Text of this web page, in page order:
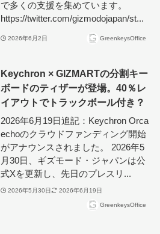
で多くの支援を集めています。
https://twitter.com/gizmodojapan/st...
2026年6月2日 GreenkeysOffice
Keychron × GIZMARTの分割キー
ボードのティザーが登場。40％レ
イアウトでトラックボール付き？
2026年6月19日追記：Keychron Orca
echoのクラウドファンディング開始
がアナウンスされました。 2026年5
月30日、ギズモード・ジャパンは公
式Xを更新し、先日のプレスリ...
2026年5月30日 2026年6月19日
GreenkeysOffice